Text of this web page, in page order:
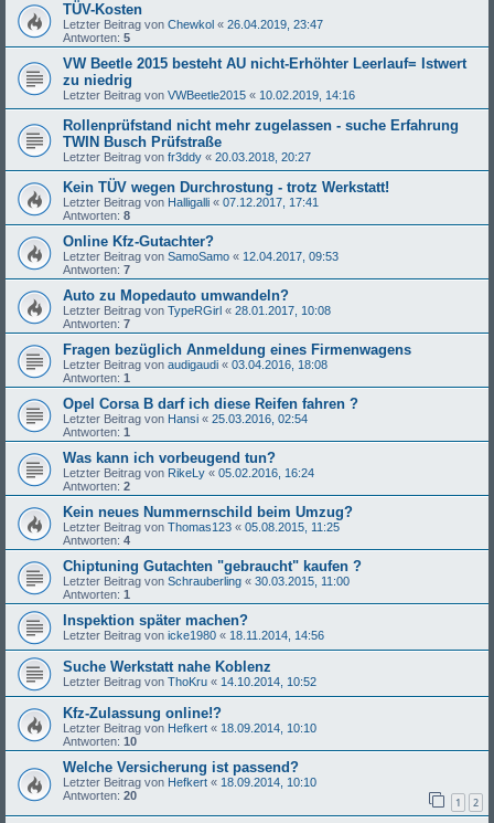
TÜV-Kosten
Letzter Beitrag von Chewkol « 26.04.2019, 23:47
Antworten: 5
VW Beetle 2015 besteht AU nicht-Erhöhter Leerlauf= Istwert
zu niedrig
Letzter Beitrag von VWBeetle2015 « 10.02.2019, 14:16
Rollenprüfstand nicht mehr zugelassen - suche Erfahrung
TWIN Busch Prüfstraße
Letzter Beitrag von fr3ddy « 20.03.2018, 20:27
Kein TÜV wegen Durchrostung - trotz Werkstatt!
Letzter Beitrag von Halligalli « 07.12.2017, 17:41
Antworten: 8
Online Kfz-Gutachter?
Letzter Beitrag von SamoSamo « 12.04.2017, 09:53
Antworten: 7
Auto zu Mopedauto umwandeln?
Letzter Beitrag von TypeRGirl « 28.01.2017, 10:08
Antworten: 7
Fragen bezüglich Anmeldung eines Firmenwagens
Letzter Beitrag von audigaudi « 03.04.2016, 18:08
Antworten: 1
Opel Corsa B darf ich diese Reifen fahren ?
Letzter Beitrag von Hansi « 25.03.2016, 02:54
Antworten: 1
Was kann ich vorbeugend tun?
Letzter Beitrag von RikeLy « 05.02.2016, 16:24
Antworten: 2
Kein neues Nummernschild beim Umzug?
Letzter Beitrag von Thomas123 « 05.08.2015, 11:25
Antworten: 4
Chiptuning Gutachten "gebraucht" kaufen ?
Letzter Beitrag von Schrauberling « 30.03.2015, 11:00
Antworten: 1
Inspektion später machen?
Letzter Beitrag von icke1980 « 18.11.2014, 14:56
Suche Werkstatt nahe Koblenz
Letzter Beitrag von ThoKru « 14.10.2014, 10:52
Kfz-Zulassung online!?
Letzter Beitrag von Hefkert « 18.09.2014, 10:10
Antworten: 10
Welche Versicherung ist passend?
Letzter Beitrag von Hefkert « 18.09.2014, 10:10
Antworten: 20 1 2